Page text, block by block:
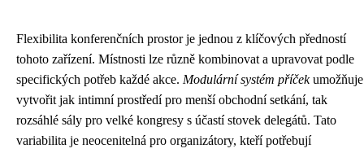
Flexibilita konferenčních prostor je jednou z klíčových předností
tohoto zařízení. Místnosti lze různě kombinovat a upravovat podle
specifických potřeb každé akce. Modulární systém příčekumožňuje
vytvořit jak intimní prostředí pro menší obchodní setkání, tak
rozsáhlé sály pro velké kongresy s účastí stovek delegátů. Tato
variabilita je neocenitelná pro organizátory, kteří potřebují